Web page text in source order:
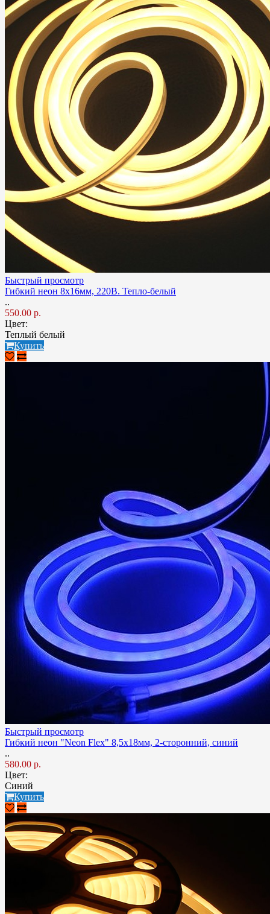
Быстрый просмотр
Гибкий неон 8x16мм, 220В. Тепло-белый
..
550.00 р.
Цвет:
Теплый белый
Купить
Быстрый просмотр
Гибкий неон "Neon Flex" 8,5х18мм, 2-сторонний, синий
..
580.00 р.
Цвет:
Синий
Купить